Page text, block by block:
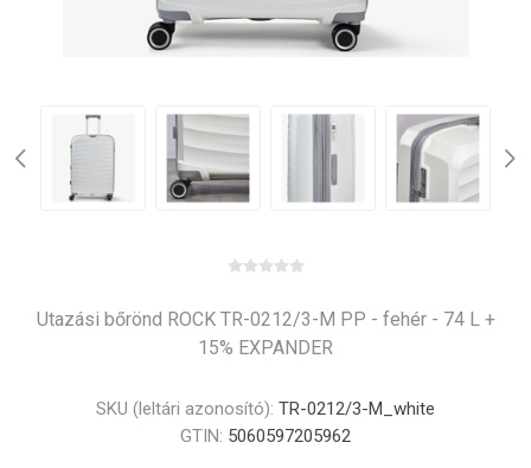
Utazási bőrönd ROCK TR-0212/3-M PP - fehér - 74 L +
15% EXPANDER
SKU (leltári azonosító): TR-0212/3-M_white
GTIN: 5060597205962